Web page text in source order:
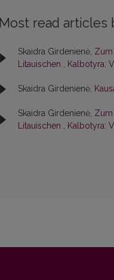
Most read articles
Skaidra Girdenienė,
Litauischen , Kalbotyra:
Skaidra Girdenienė,
Skaidra Girdenienė,
Litauischen , Kalbotyra: